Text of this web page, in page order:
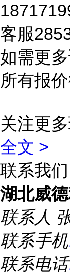
客服
如需更
所有报
关注更
全文 >
联系我们
湖北威
联系人
联系手机
联系电话